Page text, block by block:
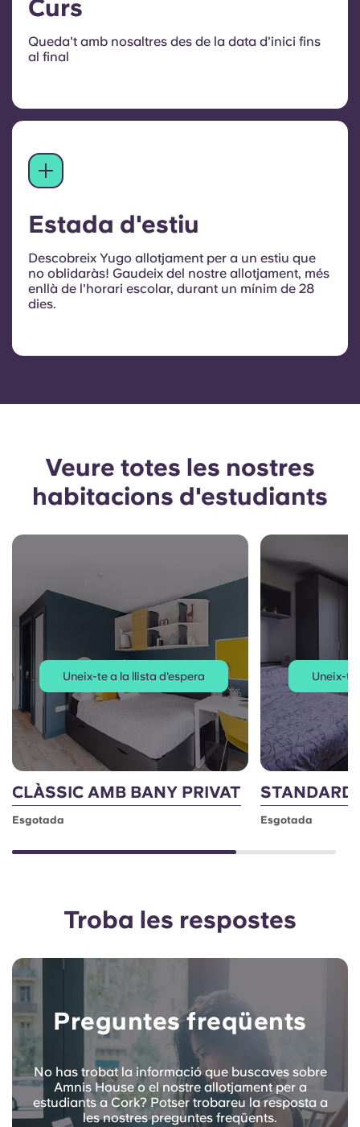
Curs
Queda't amb nosaltres des de la data d'inici fins
al final
Estada d'estiu
Descobreix Yugo allotjament per a un estiu que
no oblidaràs! Gaudeix del nostre allotjament, més
enllà de l'horari escolar, durant un mínim de 28
dies.
Veure totes les nostres
habitacions d'estudiants
Uneix-te a la llista d'espera
CLÀSSIC AMB BANY PRIVAT
Esgotada
Uneix-te
STANDARD
Esgotada
Troba les respostes
Preguntes freqüents
No has trobat la informació que buscaves sobre
Amnis House o el nostre allotjament per a
estudiants a Cork? Potser trobareu la resposta a
les nostres preguntes freqüents.